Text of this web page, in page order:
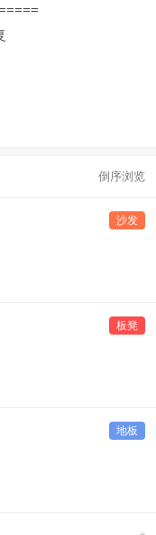
倒序浏览
沙发
板凳
地板